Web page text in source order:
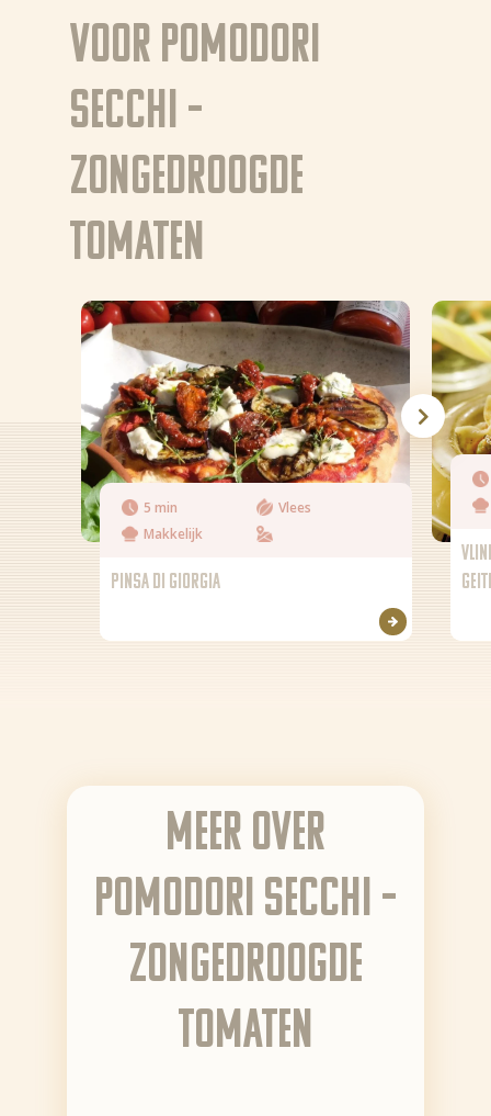
voor Pomodori
Secchi –
zongedroogde
tomaten
5 min
Vlees
Makkelijk
PINSA DI GIORGIA
Meer over
Pomodori Secchi –
zongedroogde
tomaten
Nieuws
Producten
Over Bertolli
Home
NL (NL)
EN